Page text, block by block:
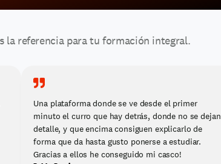
la referencia para tu formación integral.
Una plataforma donde se ve desde el primer
minuto el curro que hay detrás, donde no se dejan
detalle, y que encima consiguen explicarlo de
forma que da hasta gusto ponerse a estudiar.
Gracias a ellos he conseguido mi casco!